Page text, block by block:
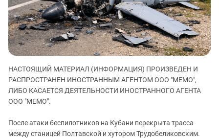
ЗАСТАВЛЯЕТ
КАВКАЗ ЗА ПАЛЕСТИНУ
ИНАКОМЫСЛИЕ В ЧЕЧНЕ
ПРЕСЛЕДОВАНИЕ АКТИВИСТОВ
МОБИЛИЗАЦИЯ И ПРОТЕСТЫ
Дагестан
Ингушетия
Кабардино-Балкария
Калмыкия
Карачаево-Черкесия
Краснодарский край
Нагорный Карабах
Ростовская область
НАСТОЯЩИЙ МАТЕРИАЛ (ИНФОРМАЦИЯ) ПРОИЗВЕДЕН И
РАСПРОСТРАНЕН ИНОСТРАННЫМ АГЕНТОМ ООО "МЕМО",
ЛИБО КАСАЕТСЯ ДЕЯТЕЛЬНОСТИ ИНОСТРАННОГО АГЕНТА
ООО "МЕМО".
После атаки беспилотников на Кубани перекрыта трасса
между станицей Полтавской и хутором Трудобеликовским.